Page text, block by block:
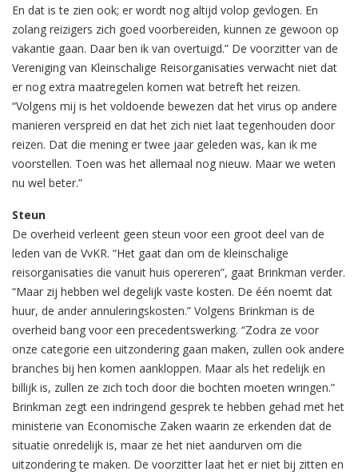
En dat is te zien ook; er wordt nog altijd volop gevlogen. En
zolang reizigers zich goed voorbereiden, kunnen ze gewoon op
vakantie gaan. Daar ben ik van overtuigd.” De voorzitter van de
Vereniging van Kleinschalige Reisorganisaties verwacht niet dat
er nog extra maatregelen komen wat betreft het reizen.
“Volgens mij is het voldoende bewezen dat het virus op andere
manieren verspreid en dat het zich niet laat tegenhouden door
reizen. Dat die mening er twee jaar geleden was, kan ik me
voorstellen. Toen was het allemaal nog nieuw. Maar we weten
nu wel beter.”
Steun
De overheid verleent geen steun voor een groot deel van de
leden van de VvKR. “Het gaat dan om de kleinschalige
reisorganisaties die vanuit huis opereren”, gaat Brinkman verder.
“Maar zij hebben wel degelijk vaste kosten. De één noemt dat
huur, de ander annuleringskosten.” Volgens Brinkman is de
overheid bang voor een precedentswerking. “Zodra ze voor
onze categorie een uitzondering gaan maken, zullen ook andere
branches bij hen komen aankloppen. Maar als het redelijk en
billijk is, zullen ze zich toch door die bochten moeten wringen.”
Brinkman zegt een indringend gesprek te hebben gehad met het
ministerie van Economische Zaken waarin ze erkenden dat de
situatie onredelijk is, maar ze het niet aandurven om die
uitzondering te maken. De voorzitter laat het er niet bij zitten en